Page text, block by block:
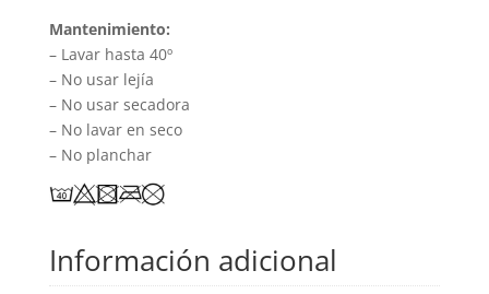
Mantenimiento:
– Lavar hasta 40º
– No usar lejía
– No usar secadora
– No lavar en seco
– No planchar
Información adicional